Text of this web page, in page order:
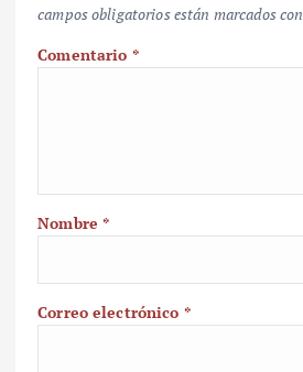
campos obligatorios están marcados con
Comentario *
Nombre*
Correo electrónico *